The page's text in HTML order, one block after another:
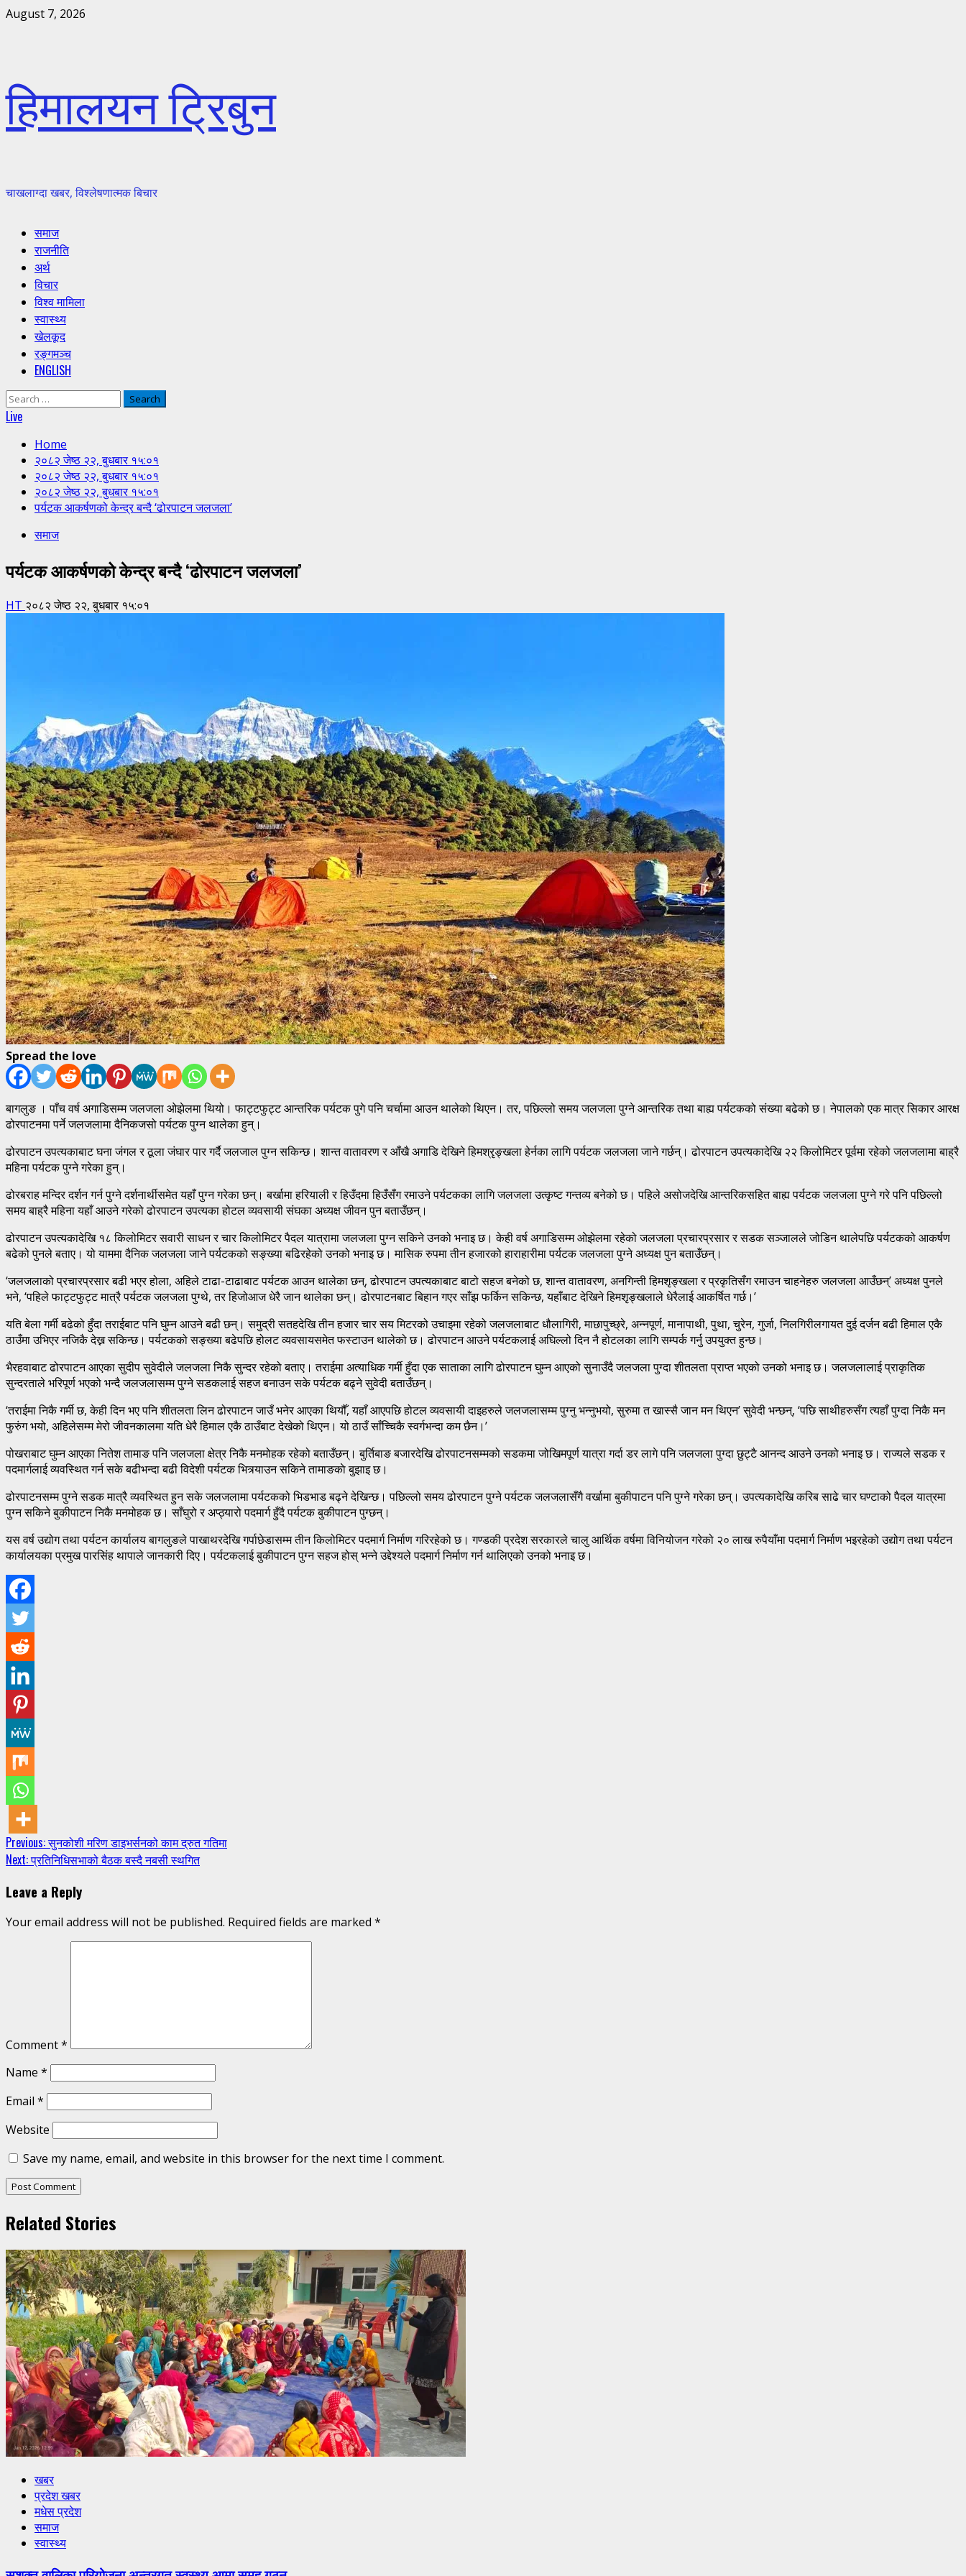
Skip
August 7, 2026
हिमालयन ट्रिबुन
चाखलाग्दा खबर, विश्लेषणात्मक बिचार
Menuसमाज
राजनीति
अर्थ
विचार
विश्व मामिला
स्वास्थ्य
खेलकूद
रङ्गमञ्च
ENGLISH
Search
for:
Live
Home
२०८२ जेष्ठ २२, बुधबार १५:०१
२०८२ जेष्ठ २२, बुधबार १५:०१
२०८२ जेष्ठ २२, बुधबार १५:०१
पर्यटक आकर्षणको केन्द्र बन्दै ‘ढोरपाटन जलजला’
समाज
पर्यटक आकर्षणको केन्द्र बन्दै ‘ढोरपाटन जलजला’
HT २०८२ जेष्ठ २२, बुधबार १५:०१
Spread the love
बागलुङ । पाँच वर्ष अगाडिसम्म जलजला ओझेलमा थियो। फाट्टफुट्ट आन्तरिक पर्यटक पुगे पनि चर्चामा आउन थालेको थिएन। तर, पछिल्लो समय जलजला पुग्ने आन्तरिक तथा बाह्य पर्यटकको संख्या बढेको छ। नेपालको एक मात्र सिकार आरक्ष
ढोरपाटनमा पर्ने जलजलामा दैनिकजसो पर्यटक पुग्न थालेका हुन्।
ढोरपाटन उपत्यकाबाट घना जंगल र ठूला जंघार पार गर्दै जलजाल पुग्न सकिन्छ। शान्त वातावरण र आँखै अगाडि देखिने हिमश्रृङ्खला हेर्नका लागि पर्यटक जलजला जाने गर्छन्। ढोरपाटन उपत्यकादेखि २२ किलोमिटर पूर्वमा रहेको जलजलामा बाह्रै
महिना पर्यटक पुग्ने गरेका हुन्।
ढोरबराह मन्दिर दर्शन गर्न पुग्ने दर्शनार्थीसमेत यहाँ पुग्न गरेका छन्। बर्खामा हरियाली र हिउँदमा हिउँसँग रमाउने पर्यटकका लागि जलजला उत्कृष्ट गन्तव्य बनेको छ। पहिले असोजदेखि आन्तरिकसहित बाह्य पर्यटक जलजला पुग्ने गरे पनि पछिल्लो
समय बाह्रै महिना यहाँ आउने गरेको ढोरपाटन उपत्यका होटल व्यवसायी संघका अध्यक्ष जीवन पुन बताउँछन्।
ढोरपाटन उपत्यकादेखि १८ किलोमिटर सवारी साधन र चार किलोमिटर पैदल यात्रामा जलजला पुग्न सकिने उनको भनाइ छ। केही वर्ष अगाडिसम्म ओझेलमा रहेको जलजला प्रचारप्रसार र सडक सञ्जालले जोडिन थालेपछि पर्यटकको आकर्षण
बढेको पुनले बताए। यो याममा दैनिक जलजला जाने पर्यटकको सङ्ख्या बढिरहेको उनको भनाइ छ। मासिक रुपमा तीन हजारको हाराहारीमा पर्यटक जलजला पुग्ने अध्यक्ष पुन बताउँछन्।
‘जलजलाको प्रचारप्रसार बढी भएर होला, अहिले टाढा-टाढाबाट पर्यटक आउन थालेका छन्, ढोरपाटन उपत्यकाबाट बाटो सहज बनेको छ, शान्त वातावरण, अनगिन्ती हिमशृङ्खला र प्रकृतिसँग रमाउन चाहनेहरु जलजला आउँछन्’ अध्यक्ष पुनले
भने, ‘पहिले फाट्टफुट्ट मात्रै पर्यटक जलजला पुग्थे, तर हिजोआज धेरै जान थालेका छन्। ढोरपाटनबाट बिहान गएर साँझ फर्किन सकिन्छ, यहाँबाट देखिने हिमशृङ्खलाले धेरैलाई आकर्षित गर्छ।’
यति बेला गर्मी बढेको हुँदा तराईबाट पनि घुम्न आउने बढी छन्। समुद्री सतहदेखि तीन हजार चार सय मिटरको उचाइमा रहेको जलजलाबाट धौलागिरी, माछापुच्छ्रे, अन्नपूर्ण, मानापाथी, पुथा, चुरेन, गुर्जा, निलगिरीलगायत दुई दर्जन बढी हिमाल एकै
ठाउँमा उभिएर नजिकै देख्न सकिन्छ। पर्यटकको सङ्ख्या बढेपछि होलट व्यवसायसमेत फस्टाउन थालेको छ। ढोरपाटन आउने पर्यटकलाई अघिल्लो दिन नै होटलका लागि सम्पर्क गर्नु उपयुक्त हुन्छ।
भैरहवाबाट ढोरपाटन आएका सुदीप सुवेदीले जलजला निकै सुन्दर रहेको बताए। तराईमा अत्याधिक गर्मी हुँदा एक साताका लागि ढोरपाटन घुम्न आएको सुनाउँदै जलजला पुग्दा शीतलता प्राप्त भएको उनको भनाइ छ। जलजलालाई प्राकृतिक
सुन्दरताले भरिपूर्ण भएको भन्दै जलजलासम्म पुग्ने सडकलाई सहज बनाउन सके पर्यटक बढ्ने सुवेदी बताउँछन्।
‘तराईमा निकै गर्मी छ, केही दिन भए पनि शीतलता लिन ढोरपाटन जाउँ भनेर आएका थियौँ, यहाँ आएपछि होटल व्यवसायी दाइहरुले जलजलासम्म पुग्नु भन्नुभयो, सुरुमा त खास्सै जान मन थिएन’ सुवेदी भन्छन्, ‘पछि साथीहरुसँग त्यहाँ पुग्दा निकै मन
फुरुंग भयो, अहिलेसम्म मेरो जीवनकालमा यति धेरै हिमाल एकै ठाउँबाट देखेको थिएन। यो ठाउँ साँच्चिकै स्वर्गभन्दा कम छैन।’
पोखराबाट घुम्न आएका नितेश तामाङ पनि जलजला क्षेत्र निकै मनमोहक रहेको बताउँछन्। बुर्तिबाङ बजारदेखि ढोरपाटनसम्मको सडकमा जोखिमपूर्ण यात्रा गर्दा डर लागे पनि जलजला पुग्दा छुट्टै आनन्द आउने उनको भनाइ छ। राज्यले सडक र
पदमार्गलाई व्यवस्थित गर्न सके बढीभन्दा बढी विदेशी पर्यटक भित्र्याउन सकिने तामाङकाे बुझाइ छ।
ढोरपाटनसम्म पुग्ने सडक मात्रै व्यवस्थित हुन सके जलजलामा पर्यटकको भिडभाड बढ्ने देखिन्छ। पछिल्लो समय ढोरपाटन पुग्ने पर्यटक जलजलासँगै वर्खामा बुकीपाटन पनि पुग्ने गरेका छन्। उपत्यकादेखि करिब साढे चार घण्टाको पैदल यात्रमा
पुग्न सकिने बुकीपाटन निकै मनमोहक छ। साँघुरो र अप्ठ्यारो पदमार्ग हुँदै पर्यटक बुकीपाटन पुग्छन्।
यस वर्ष उद्योग तथा पर्यटन कार्यालय बागलुङले पाखाथरदेखि गर्पाछेडासम्म तीन किलोमिटर पदमार्ग निर्माण गरिरहेको छ। गण्डकी प्रदेश सरकारले चालु आर्थिक वर्षमा विनियोजन गरेको २० लाख रुपैयाँमा पदमार्ग निर्माण भइरहेको उद्योग तथा पर्यटन
कार्यालयका प्रमुख पारसिंह थापाले जानकारी दिए। पर्यटकलाई बुकीपाटन पुग्न सहज होस् भन्ने उद्देश्यले पदमार्ग निर्माण गर्न थालिएको उनको भनाइ छ।
Continue
Reading
Previous:सुनकोशी मरिण डाइभर्सनको काम द्रुत गतिमा
Next:प्रतिनिधिसभाको बैठक बस्दै नबसी स्थगित
Leave a Reply
Your email address will not be published. Required fields are marked *
Comment*
Name *
Email *
Website
Save my name, email, and website in this browser for the next time I comment.
Related Stories
खबर
प्रदेश खबर
मधेस प्रदेश
समाज
स्वास्थ्य